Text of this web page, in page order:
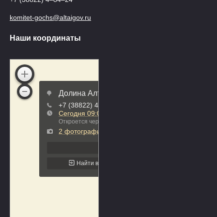
komitet-gochs@altaigov.ru
Наши координаты